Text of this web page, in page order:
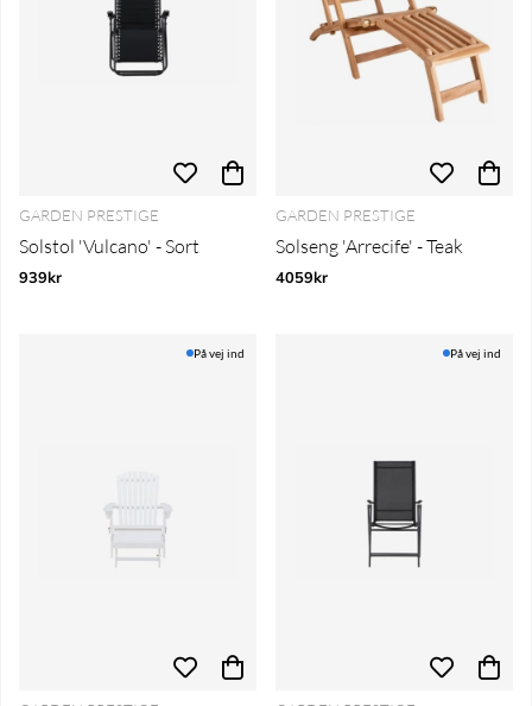
GARDEN PRESTIGE
Solstol 'Vulcano' - Sort
939kr
GARDEN PRESTIGE
Solseng 'Arrecife' - Teak
4059kr
På vej ind På vej ind